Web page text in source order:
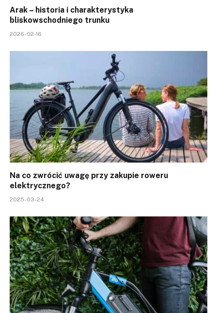
Arak – historia i charakterystyka
bliskowschodniego trunku
2026-02-16
Na co zwrócić uwagę przy zakupie roweru
elektrycznego?
2025-03-24